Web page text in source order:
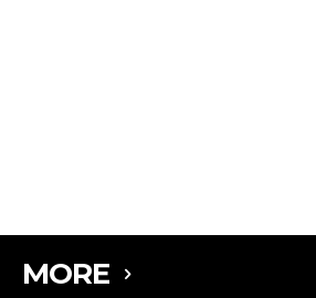
MORE